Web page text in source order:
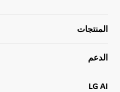
المنتجات
الدعم
LG AI